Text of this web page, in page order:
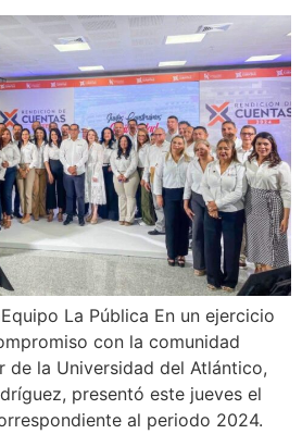
La Pública En un ejercicio
con la comunidad
de la Universidad del Atlántico,
presentó este jueves el
al periodo 2024.